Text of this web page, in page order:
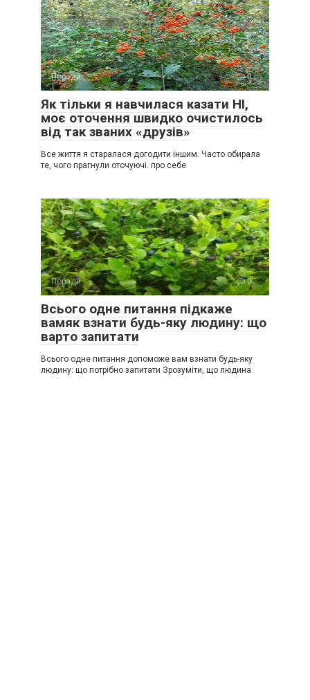
Поради 0
Як тільки я навчилася казати НІ,
моє оточення швидко очистилось
від так званих «друзів»
Все життя я старалася догодити іншим. Часто обирала
те, чого прагнули оточуючі. про себе
Поради 0
Всього одне питання підкаже
вамяк взнати будь-яку людину: що
варто запитати
Всього одне питання допоможе вам взнати будь-яку
людину: що потрібно запитати Зрозуміти, що людина